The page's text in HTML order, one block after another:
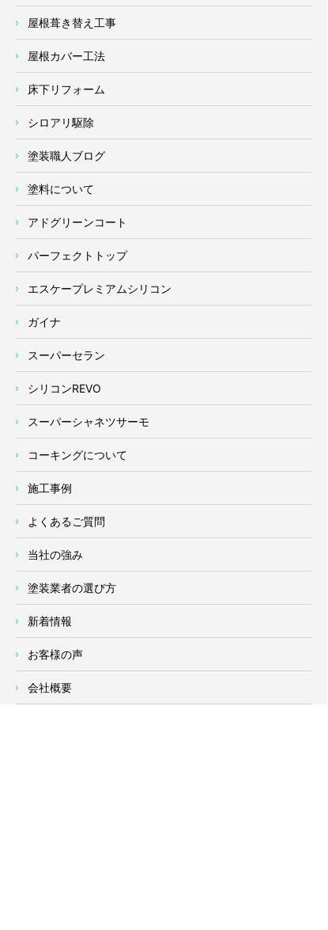
屋根葺き替え工事
屋根カバー工法
床下リフォーム
シロアリ駆除
塗装職人ブログ
塗料について
アドグリーンコート
パーフェクトトップ
エスケープレミアムシリコン
ガイナ
スーパーセラン
シリコンREVO
スーパーシャネツサーモ
コーキングについて
施工事例
よくあるご質問
当社の強み
塗装業者の選び方
新着情報
お客様の声
会社概要